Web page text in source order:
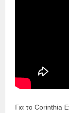
Για το Corinthia